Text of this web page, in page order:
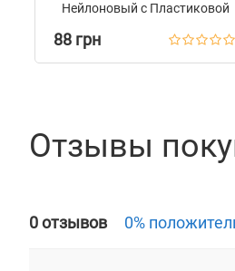
Нейлоновый с Пластиковой
88 грн
Отзывы
0 отзывов 0%